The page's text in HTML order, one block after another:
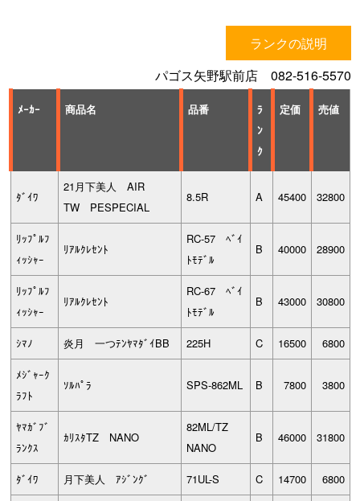
ランクの説明
パゴス矢野駅前店 082-516-5570
ﾒｰｶｰ 商品名 品番
ﾗ
ﾝ
ｸ
定価 売値
ﾀﾞｲﾜ
21月下美人 AIR
TW PESPECIAL
8.5R A 45400 32800
ﾘｯﾌﾟﾙﾌ
ｨｯｼｬｰ
ﾘｱﾙｸﾚｾﾝﾄ
RC-57 ﾍﾞｲ
ﾄﾓﾃﾞﾙ
B 40000 28900
ﾘｯﾌﾟﾙﾌ
ｨｯｼｬｰ
ﾘｱﾙｸﾚｾﾝﾄ
RC-67 ﾍﾞｲ
ﾄﾓﾃﾞﾙ
B 43000 30800
ｼﾏﾉ 炎月 一つﾃﾝﾔﾏﾀﾞｲBB 225H C 16500 6800
ﾒｼﾞｬｰｸ
ﾗﾌﾄ
ｿﾙﾊﾟﾗ SPS-862ML B 7800 3800
ﾔﾏｶﾞﾌﾞ
ﾗﾝｸｽ
ｶﾘｽﾀTZ NANO
82ML/TZ
NANO
B 46000 31800
ﾀﾞｲﾜ 月下美人 ｱｼﾞﾝｸﾞ 71UL-S C 14700 6800